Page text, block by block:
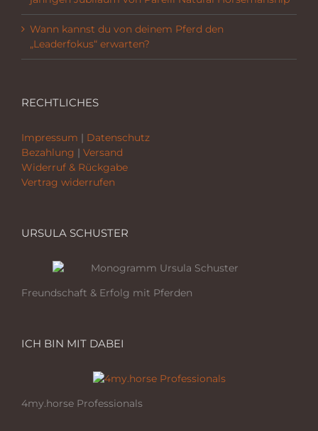
Wann kannst du von deinem Pferd den
„Leaderfokus“ erwarten?
RECHTLICHES
Impressum | Datenschutz
Bezahlung | Versand
Widerruf & Rückgabe
Vertrag widerrufen
URSULA SCHUSTER
Freundschaft & Erfolg mit Pferden
ICH BIN MIT DABEI
4my.horse Professionals